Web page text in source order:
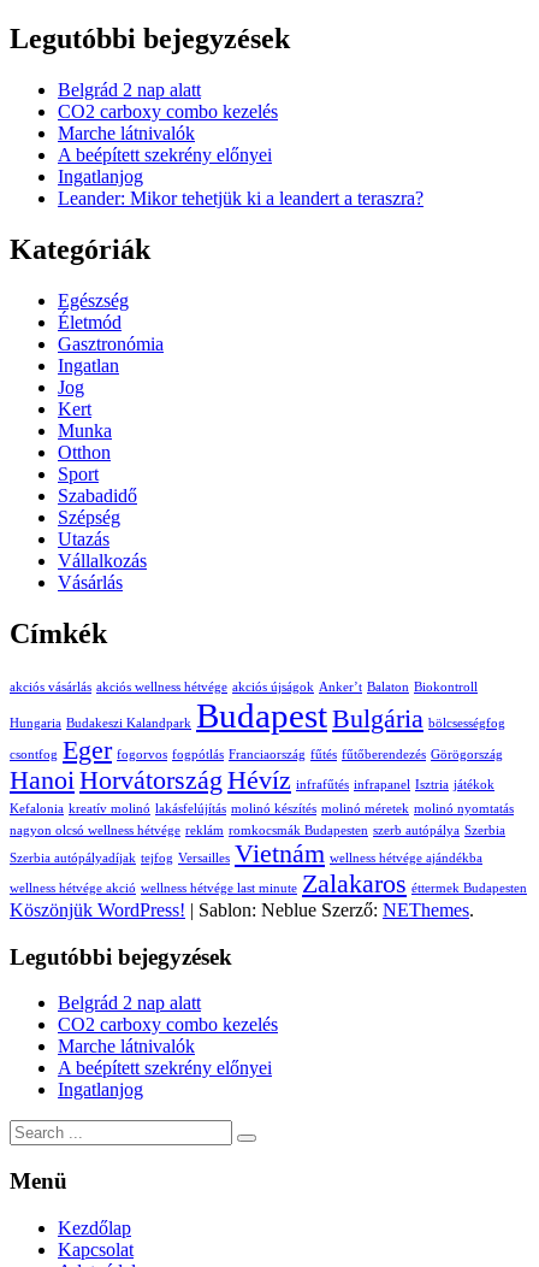
Legutóbbi bejegyzések
Belgrád 2 nap alatt
CO2 carboxy combo kezelés
Marche látnivalók
A beépített szekrény előnyei
Ingatlanjog
Leander: Mikor tehetjük ki a leandert a teraszra?
Kategóriák
Egészség
Életmód
Gasztronómia
Ingatlan
Jog
Kert
Munka
Otthon
Sport
Szabadidő
Szépség
Utazás
Vállalkozás
Vásárlás
Címkék
akciós vásárlás akciós wellness hétvége akciós újságok Anker’t Balaton Biokontroll
Hungaria Budakeszi Kalandpark BudapestBulgária bölcsességfog
csontfog Eger fogorvos fogpótlás Franciaország fűtés fűtőberendezés Görögország
HanoiHorvátország Hévíz infrafűtés infrapanel Isztria játékok
Kefalonia kreatív molinó lakásfelújítás molinó készítés molinó méretek molinó nyomtatás
nagyon olcsó wellness hétvége reklám romkocsmák Budapesten szerb autópálya Szerbia
Szerbia autópályadíjak tejfog Versailles Vietnám wellness hétvége ajándékba
wellness hétvége akció wellness hétvége last minute Zalakaros éttermek Budapesten
Köszönjük WordPress! | Sablon: Neblue Szerző: NEThemes.
Legutóbbi bejegyzések
Belgrád 2 nap alatt
CO2 carboxy combo kezelés
Marche látnivalók
A beépített szekrény előnyei
Ingatlanjog
Search
for:
Menü
Kezdőlap
Kapcsolat